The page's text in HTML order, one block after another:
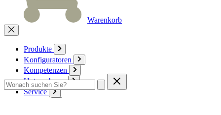
Warenkorb
Produkte
Konfiguratoren
Kompetenzen
Unternehmen
Service